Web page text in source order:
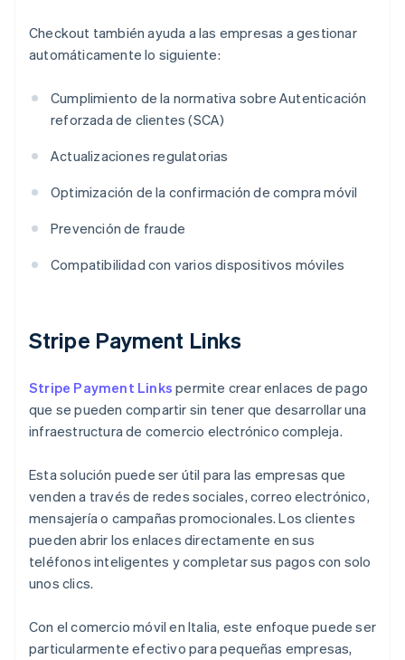
Checkout también ayuda a las empresas a gestionar
automáticamente lo siguiente:
Cumplimiento de la normativa sobre Autenticación
reforzada de clientes (SCA)
Actualizaciones regulatorias
Optimización de la confirmación de compra móvil
Prevención de fraude
Compatibilidad con varios dispositivos móviles
Stripe Payment Links
Stripe Payment Links permite crear enlaces de pago
que se pueden compartir sin tener que desarrollar una
infraestructura de comercio electrónico compleja.
Esta solución puede ser útil para las empresas que
venden a través de redes sociales, correo electrónico,
mensajería o campañas promocionales. Los clientes
pueden abrir los enlaces directamente en sus
teléfonos inteligentes y completar sus pagos con solo
unos clics.
Con el comercio móvil en Italia, este enfoque puede ser
particularmente efectivo para pequeñas empresas,